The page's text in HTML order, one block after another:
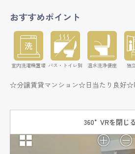
おすすめポイント
室内洗濯機置場 バス・トイレ別 温水洗浄便座 独
☆分譲賃貸マンション☆日当たり良好☆
360°VRを閉じる